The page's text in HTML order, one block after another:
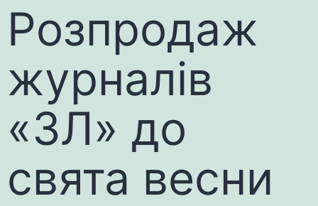
Розпродаж
журналів
«ЗЛ» до
свята весни